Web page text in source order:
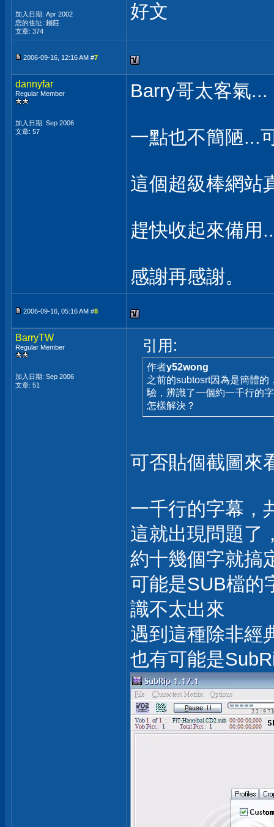
加入日期: Apr 2002
您的住址: 錢莊
文章: 374
好文
2006-09-16, 12:16 AM #7
dannyfar
Regular Member
加入日期: Sep 2006
文章: 57
Barry哥太客氣...
一點也不簡陋...
這個超級棒網站
趕快收起來備用
感謝再感謝。
2006-09-16, 05:16 AM #8
BarryTW
Regular Member
加入日期: Sep 2006
文章: 51
引用:
作者y52wong
之前的subtosrt因為是簡體
驗，辨識了一個約一千行的
怎樣解決？
可否貼個截圖來
一千行的字幕，
這就出現問題了
約十幾個字就搞
可能是SUB檔的
識不太出來
遇到這種除非經
也有可能是